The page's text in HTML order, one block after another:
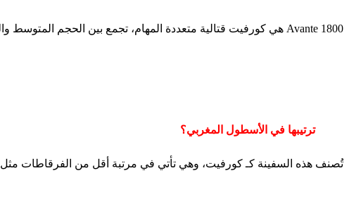
Avante 1800 هي كورفيت قتالية متعددة المهام، تجمع بين الحجم المتوسط والمرونة العالية، مخصصة لمهام الدفاع الساحلي، الحرب المضادة للغواصات، ومراقبة أعالي البحار.
ترتيبها في الأسطول المغربي؟
تُصنف هذه السفينة كـ كورفيت، وهي تأتي في مرتبة أقل من الفرقاطات مثلTarik Ben Ziyad، لكنها تلعب دورًا حيويًا في العمليات البحرية السريعة، والمراقبة، والتدخل الفوري في المياه الإقليمية والدولية.